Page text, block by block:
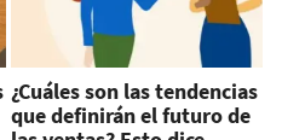
¿Cuáles son las tendencias
que definirán el futuro de